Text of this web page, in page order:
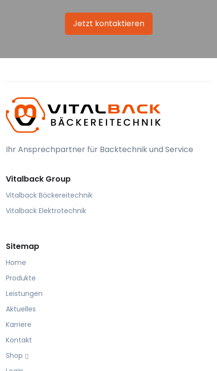
Jetzt kontaktieren
Ihr Ansprechpartner für Backtechnik und Service
Vitalback Group
Vitalback Bäckereitechnik
Vitalback Elektrotechnik
Sitemap
Home
Produkte
Leistungen
Aktuelles
Karriere
Kontakt
Shop